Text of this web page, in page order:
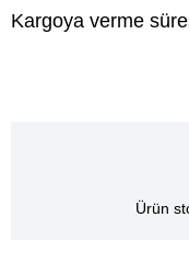
Kargoya verme
Ürün